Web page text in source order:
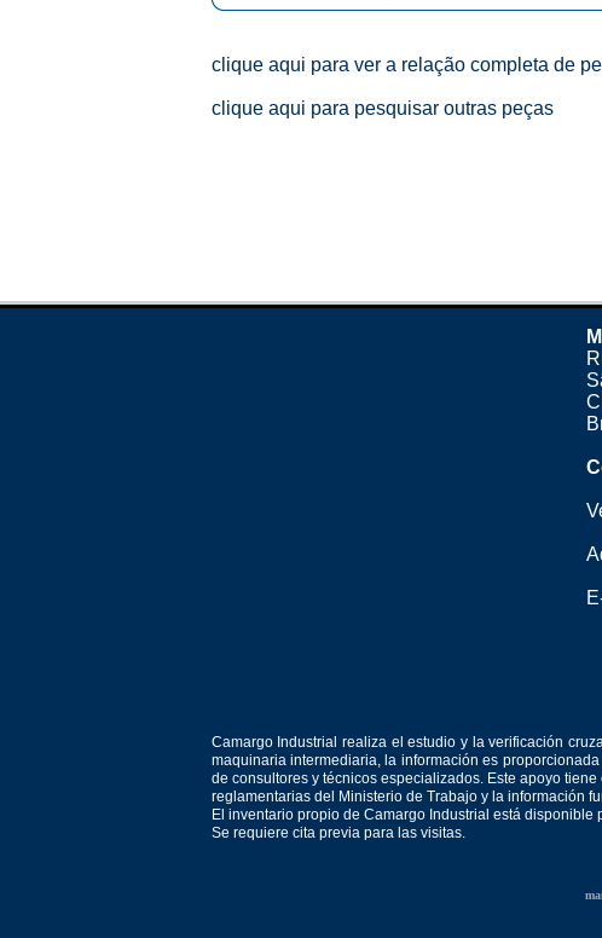
clique aqui para ver a relação completa de
clique aqui para pesquisar outras peças
Camargo Industrial realiza el estudio y la verificación
maquinaria intermediaria, la información es
de consultores y técnicos especializados. Este apoyo
reglamentarias del Ministerio de Trabajo y la información
El inventario propio de Camargo Industrial está
Se requiere cita previa para las visitas.